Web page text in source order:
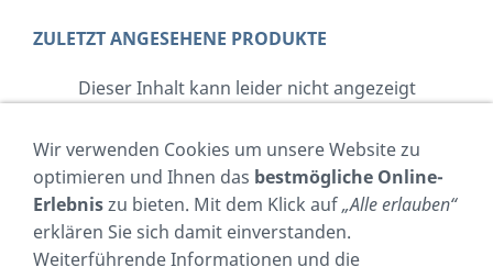
ZULETZT ANGESEHENE PRODUKTE
Dieser Inhalt kann leider nicht angezeigt
Darstellung notwendigenCookies
widersprochen haben. Besuchen Sie die Seite
Datenschutzerklärung, um Ihre Cookie-
Präferenzen anzupassen.
Wir verwenden Cookies um unsere Website zu
optimieren und Ihnen das bestmögliche Online-
Erlebniszu bieten. Mit dem Klick auf„Alle erlauben“
erklären Sie sich damit einverstanden.
Weiterführende Informationen und die